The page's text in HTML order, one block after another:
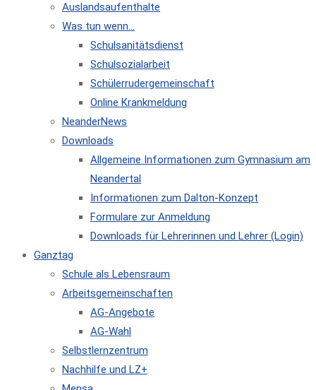
Auslandsaufenthalte
Was tun wenn…
Schulsanitätsdienst
Schulsozialarbeit
Schülerrudergemeinschaft
Online Krankmeldung
NeanderNews
Downloads
Allgemeine Informationen zum Gymnasium am
Neandertal
Informationen zum Dalton-Konzept
Formulare zur Anmeldung
Downloads für Lehrerinnen und Lehrer (Login)
Ganztag
Schule als Lebensraum
Arbeitsgemeinschaften
AG-Angebote
AG-Wahl
Selbstlernzentrum
Nachhilfe und LZ+